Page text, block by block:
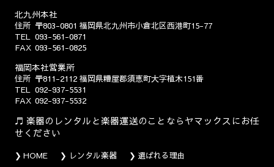
北九州本社
住所 〒803-0801 福岡県北九州市小倉北区西港町15-77
TEL 093-561-0871
FAX 093-561-0825
福岡本社営業所
住所 〒811-2112 福岡県糟屋郡須恵町大字植木151番
TEL 092-937-5531
FAX 092-937-5532
楽器のレンタルと楽器運送のことならヤマックスにお任
せください
HOME レンタル楽器 選ばれる理由